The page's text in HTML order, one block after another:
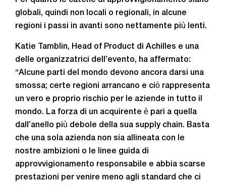
globali, quindi non locali o regionali, in alcune
regioni i passi in avanti sono nettamente più lenti.
Katie Tamblin, Head of Product di Achilles e una
delle organizzatrici dell’evento, ha affermato:
“Alcune parti del mondo devono ancora darsi una
smossa; certe regioni arrancano e ciò rappresenta
un vero e proprio rischio per le aziende in tutto il
mondo. La forza di un acquirente è pari a quella
dall’anello più debole della sua supply chain. Basta
che una sola azienda non sia allineata con le
nostre ambizioni o le linee guida di
approvvigionamento responsabile e abbia scarse
prestazioni per venire meno agli standard che ci